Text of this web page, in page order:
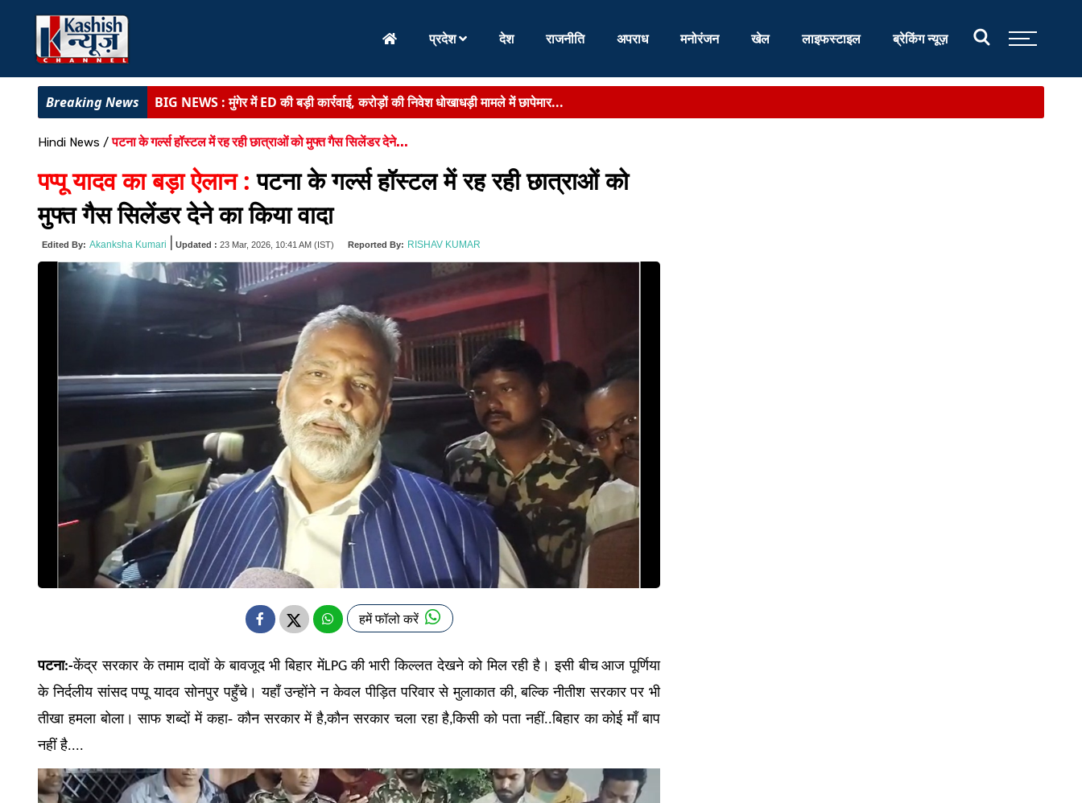
प्रदेश देश राजनीति अपराध मनोरंजन खेल लाइफस्टाइल ब्रेकिंग न्यूज़
झारखंड विधानसभा का मॉनसून सत्र :सदन की कार्यवाही से पहले JPSC-JSSC पर हंगामा,शोक प्रकाश के बाद स्थगित...
BIHAR NEWS :पाटलिपुत्र ग्रीनफील्ड टाउनशिप बनेगी निवेश और रोजगार का नया केंद्र, IT से ले...
पटना एयरपोर्ट पर नई दरें लागू :
प्रीमियम पार्किंग के साथ निजी कारों का शुल्क दोगुना,पिक एंड ड्रॉप के नियम भ...
झारखंड अग्निशमन सेवा को मिली बड़ी ताकत :
सीएम हेमन्त सोरेन ने 58 आधुनिक फायर ब्रिगेड वाहनों को दिखाई हरी झंडी...
BIG BREAKING :
लातेहार में ACB की टीम ने पंचायत सचिव नागेश्वर रजक को 10 हजार घूस लेते दबोच...
BIG NEWS :मुंगेर में ED की बड़ी कार्रवाई, करोड़ों की निवेश धोखाधड़ी मामले में छापेमार...
Hindi News / पटना के गर्ल्स हॉस्टल में रह रही छात्राओं को मुफ्त गैस सिलेंडर देने...
पप्पू यादव का बड़ा ऐलान :पटना के गर्ल्स हॉस्टल में रह रही छात्राओं को
मुफ्त गैस सिलेंडर देने का किया वादा
Edited By: Akanksha Kumari Updated : 23 Mar, 2026, 10:41 AM (IST) Reported By: RISHAV KUMAR
हमें फॉलो करें
पटना:-केंद्र सरकार के तमाम दावों के बावजूद भी बिहार मेंLPGकी भारी किल्लत देखने को मिल रही है। इसी बीच आज पूर्णिया
के निर्दलीय सांसद पप्पू यादव सोनपुर पहुँचे। यहाँ उन्होंने न केवल पीड़ित परिवार से मुलाकात की,बल्कि नीतीश सरकार पर भी
तीखा हमला बोला। साफ शब्दों में कहा- कौन सरकार में है,कौन सरकार चला रहा है,किसी को पता नहीं..बिहार का कोई माँ बाप
नहीं है....